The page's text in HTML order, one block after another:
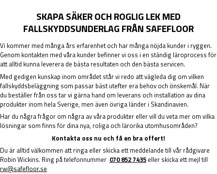
SKAPA SÄKER OCH ROGLIG LEK MED
FALLSKYDDSUNDERLAG FRÅN SAFEFLOOR
Vi kommer med många års erfarenhet och har många nöjda kunder i ryggen.
Genom kontakten med våra kunder befinner vi oss i en ständig läroprocess för
att alltid kunna leverera de bästa resultaten och den bästa servicen.
Med gedigen kunskap inom området står vi redo att vägleda dig om vilken
fallskyddsbeläggning som passar bäst utefter era behov och önskemål. När
du beställer från oss tar vi gärna hand om leverans och installation av dina
produkter inom hela Sverige, men även övriga länder i Skandinavien.
Har du några frågor om några av våra produkter eller vill du veta mer om vilka
lösningar som finns för dina nya, roliga och lärorika utomhusområden?
Kontakta oss nu och få en bra offert!
Du är alltid välkommen att ringa eller skicka ett meddelande till vår rådgivare
Robin Wickins. Ring på telefonnummer 070 852 7435 eller skicka ett mejl till
rw@safefloor.se